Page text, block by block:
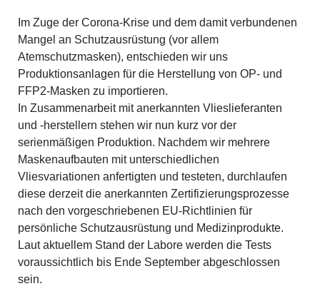
Im Zuge der Corona-Krise und dem damit verbundenen
Mangel an Schutzausrüstung (vor allem
Atemschutzmasken), entschieden wir uns
Produktionsanlagen für die Herstellung von OP- und
FFP2-Masken zu importieren.
In Zusammenarbeit mit anerkannten Vlieslieferanten
und -herstellern stehen wir nun kurz vor der
serienmäßigen Produktion. Nachdem wir mehrere
Maskenaufbauten mit unterschiedlichen
Vliesvariationen anfertigten und testeten, durchlaufen
diese derzeit die anerkannten Zertifizierungsprozesse
nach den vorgeschriebenen EU-Richtlinien für
persönliche Schutzausrüstung und Medizinprodukte.
Laut aktuellem Stand der Labore werden die Tests
voraussichtlich bis Ende September abgeschlossen
sein.